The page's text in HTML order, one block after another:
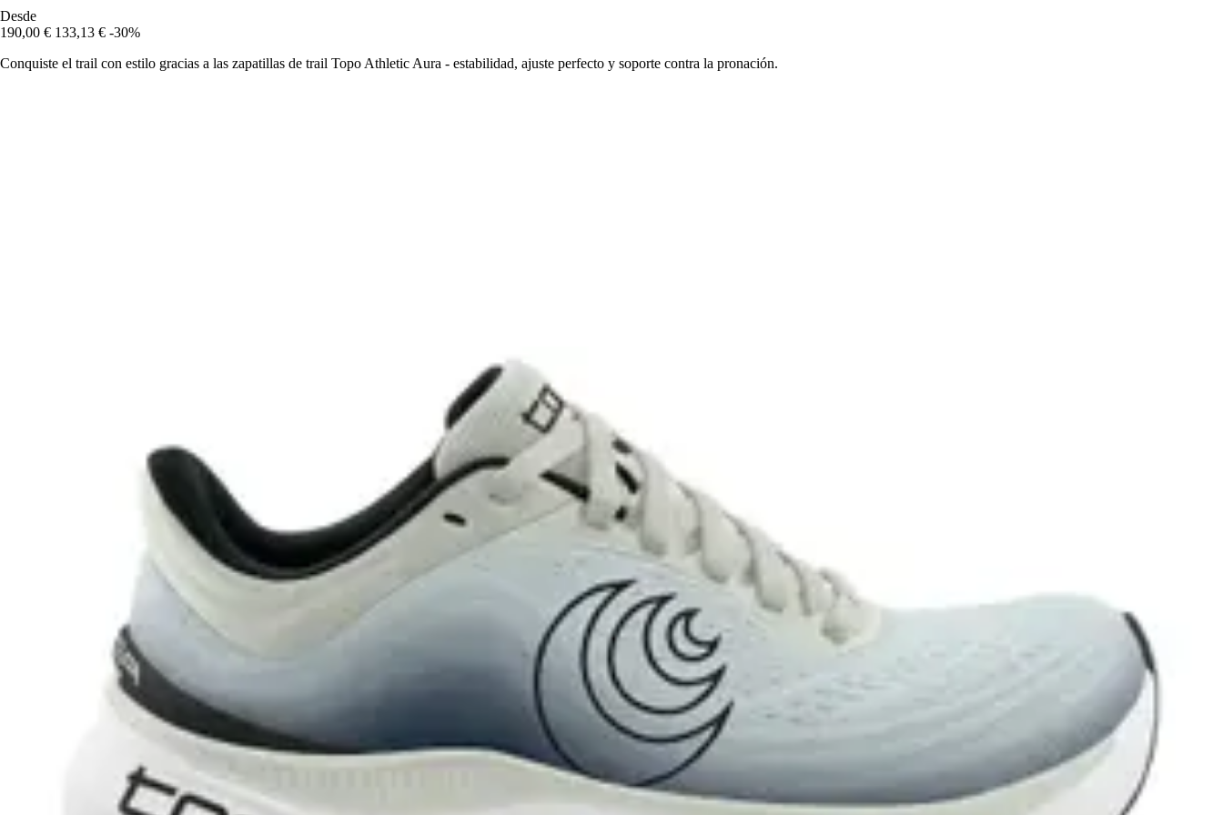
Desde
190,00 € 133,13 € -30%
Conquiste el trail con estilo gracias a las zapatillas de trail Topo Athletic Aura - estabilidad, ajuste perfecto y soporte contra la pronación.